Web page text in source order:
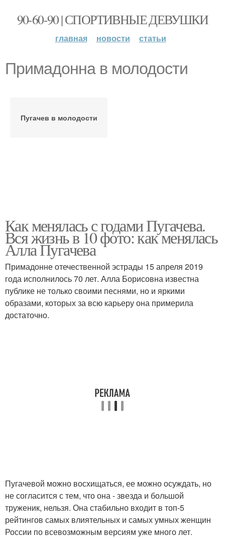
90-60-90 | СПОРТИВНЫЕ ДЕВУШКИ
главная новости статьи
Примадонна в молодости
Пугачев в молодости
Как менялась с годами Пугачева.
Вся жизнь в 10 фото: как менялась
Алла Пугачева
Примадонне отечественной эстрады 15 апреля 2019
года исполнилось 70 лет. Алла Борисовна известна
публике не только своими песнями, но и яркими
образами, которых за всю карьеру она примерила
достаточно.
Пугачевой можно восхищаться, ее можно осуждать, но
не согласится с тем, что она - звезда и большой
труженик, нельзя. Она стабильно входит в топ-5
рейтингов самых влиятельных и самых умных женщин
России по всевозможным версиям уже много лет.